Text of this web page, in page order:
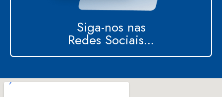
Siga-nos nas
Redes Sociais...